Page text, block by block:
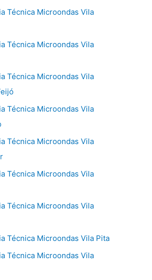
Técnica Microondas Vila
Técnica Microondas Vila
Técnica Microondas Vila
Técnica Microondas Vila
Técnica Microondas Vila
Técnica Microondas Vila
Técnica Microondas Vila
Técnica Microondas Vila Pita
Técnica Microondas Vila